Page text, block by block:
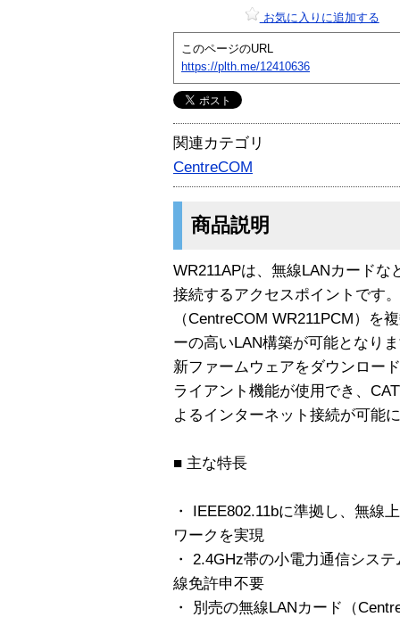
お気に入りに追加する
このページのURL
https://plth.me/12410636
関連カテゴリ
CentreCOM
商品説明
WR211APは、無線LANカード
接続するアクセスポイントです
（CentreCOM WR211PCM）を
ーの高いLAN構築が可能となり
新ファームウェアをダウンロー
ライアント機能が使用でき、
よるインターネット接続が可能
■ 主な特長
・ IEEE802.11bに準拠し、無線
ワークを実現
・ 2.4GHz帯の小電力通信シス
線免許申不要
・ 別売の無線LANカード（